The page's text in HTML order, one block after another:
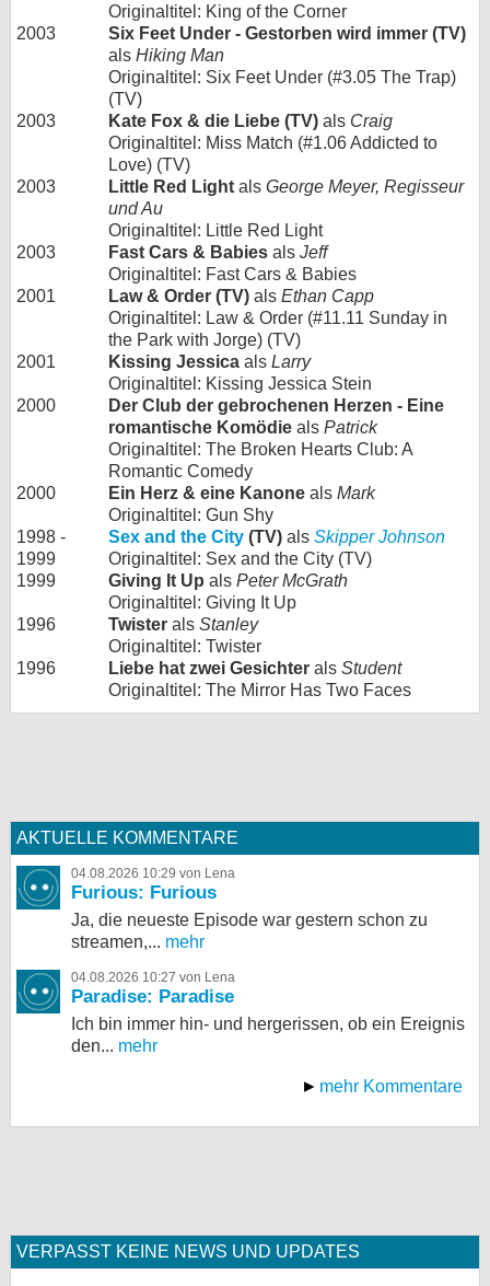
Originaltitel: King of the Corner
2003
Six Feet Under - Gestorben wird immer (TV)
als Hiking Man
Originaltitel: Six Feet Under (#3.05 The Trap)
(TV)
2003
Kate Fox & die Liebe (TV) als Craig
Originaltitel: Miss Match (#1.06 Addicted to
Love) (TV)
2003
Little Red Light als George Meyer, Regisseur
und Au
Originaltitel: Little Red Light
2003
Fast Cars & Babies als Jeff
Originaltitel: Fast Cars & Babies
2001
Law & Order (TV) als Ethan Capp
Originaltitel: Law & Order (#11.11 Sunday in
the Park with Jorge) (TV)
2001
Kissing Jessica als Larry
Originaltitel: Kissing Jessica Stein
2000
Der Club der gebrochenen Herzen - Eine
romantische Komödie als Patrick
Originaltitel: The Broken Hearts Club: A
Romantic Comedy
2000
Ein Herz & eine Kanone als Mark
Originaltitel: Gun Shy
1998 -
1999
Sex and the City (TV) als Skipper Johnson
Originaltitel: Sex and the City (TV)
1999
Giving It Up als Peter McGrath
Originaltitel: Giving It Up
1996
Twister als Stanley
Originaltitel: Twister
1996
Liebe hat zwei Gesichter als Student
Originaltitel: The Mirror Has Two Faces
AKTUELLE KOMMENTARE
04.08.2026 10:29 von Lena
Furious: Furious
Ja, die neueste Episode war gestern schon zu
streamen,... mehr
04.08.2026 10:27 von Lena
Paradise: Paradise
Ich bin immer hin- und hergerissen, ob ein Ereignis
den... mehr
mehr Kommentare
VERPASST KEINE NEWS UND UPDATES